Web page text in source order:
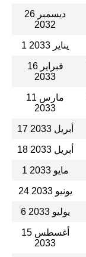
26 ديسمبر
2032
1 يناير 2033
16 فبراير
2033
11 مارس
2033
17 أبريل 2033
18 أبريل 2033
1 مايو 2033
24 يونيو 2033
6 يوليو 2033
15 أغسطس
2033